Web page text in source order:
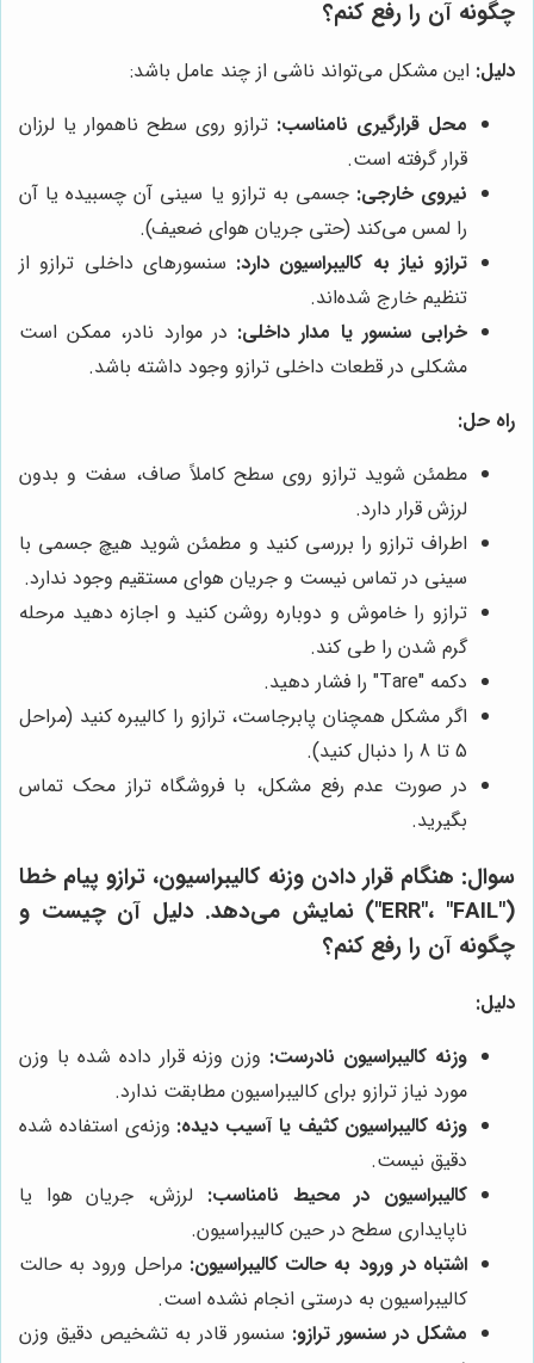
چگونه آن را رفع کنم؟
دلیل: این مشکل می‌تواند ناشی از چند عامل باشد:
محل قرارگیری نامناسب: ترازو روی سطح ناهموار یا لرزان
قرار گرفته است.
نیروی خارجی: جسمی به ترازو یا سینی آن چسبیده یا آن
را لمس می‌کند (حتی جریان هوای ضعیف).
ترازو نیاز به کالیبراسیون دارد: سنسورهای داخلی ترازو از
تنظیم خارج شده‌اند.
خرابی سنسور یا مدار داخلی: در موارد نادر، ممکن است
مشکلی در قطعات داخلی ترازو وجود داشته باشد.
راه حل:
مطمئن شوید ترازو روی سطح کاملاً صاف، سفت و بدون
لرزش قرار دارد.
اطراف ترازو را بررسی کنید و مطمئن شوید هیچ جسمی با
سینی در تماس نیست و جریان هوای مستقیم وجود ندارد.
ترازو را خاموش و دوباره روشن کنید و اجازه دهید مرحله
گرم شدن را طی کند.
دکمه "Tare" را فشار دهید.
اگر مشکل همچنان پابرجاست، ترازو را کالیبره کنید (مراحل
5 تا 8 را دنبال کنید).
در صورت عدم رفع مشکل، با فروشگاه تراز محک تماس
بگیرید.
سوال: هنگام قرار دادن وزنه کالیبراسیون، ترازو پیام خطا
("ERR"، "FAIL") نمایش می‌دهد. دلیل آن چیست و
چگونه آن را رفع کنم؟
دلیل:
وزنه کالیبراسیون نادرست: وزن وزنه قرار داده شده با وزن
مورد نیاز ترازو برای کالیبراسیون مطابقت ندارد.
وزنه کالیبراسیون کثیف یا آسیب دیده: وزنه‌ی استفاده شده
دقیق نیست.
کالیبراسیون در محیط نامناسب: لرزش، جریان هوا یا
ناپایداری سطح در حین کالیبراسیون.
اشتباه در ورود به حالت کالیبراسیون: مراحل ورود به حالت
کالیبراسیون به درستی انجام نشده است.
مشکل در سنسور ترازو: سنسور قادر به تشخیص دقیق وزن